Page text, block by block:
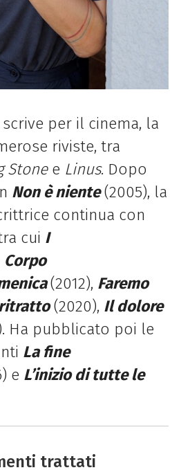
scrive per il cinema, la
riviste, tra
Stone e Linus. Dopo
Non è niente (2005), la
continua con
cui I
Corpo
(2012), Faremo
(2020), Il dolore
Ha pubblicato poi le
La fine
e L’ini­zio di tutte le
trattati